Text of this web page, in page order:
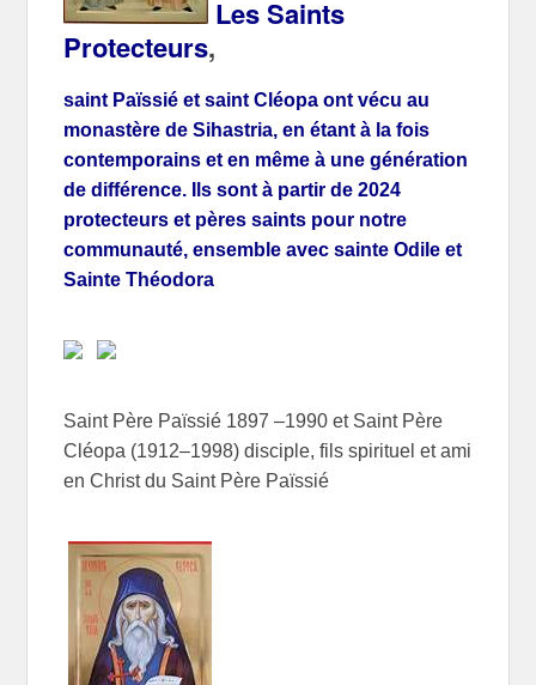
Les Saints
Protecteurs,
saint Païssié et saint Cléopa ont vécu au
monastère de Sihastria, en étant à la fois
contemporains et en même à une génération
de différence. Ils sont à partir de 2024
protecteurs et pères saints pour notre
communauté, ensemble avec sainte Odile et
Sainte Théodora
Saint Père Païssié 1897 –1990 et Saint Père
Cléopa (1912–1998) disciple, fils spirituel et ami
en Christ du Saint Père Païssié